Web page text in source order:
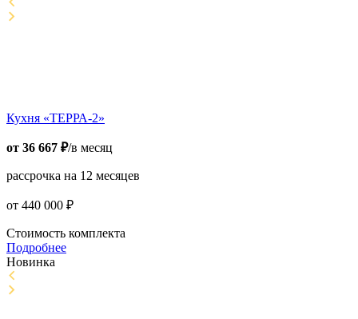
Кухня «ТЕРРА-2»
от 36 667 ₽/в месяц
рассрочка на 12 месяцев
от 440 000 ₽
Стоимость комплекта
Подробнее
Новинка